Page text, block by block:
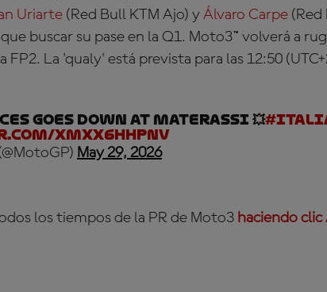
Uriarte (Red Bull KTM Ajo) y Álvaro Carpe (Red
buscar su pase en la Q1. Moto3™ volverá a
FP2. La 'qualy' está prevista para las 12:50
goes down at Materassi 💥
XmXX6hhPNV
May 29, 2026
los tiempos de la PR de Moto3 haciendo